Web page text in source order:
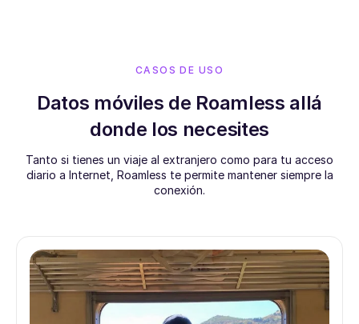
CASOS DE USO
Datos móviles de Roamless allá
donde los necesites
Tanto si tienes un viaje al extranjero como para tu acceso
diario a Internet, Roamless te permite mantener siempre la
conexión.